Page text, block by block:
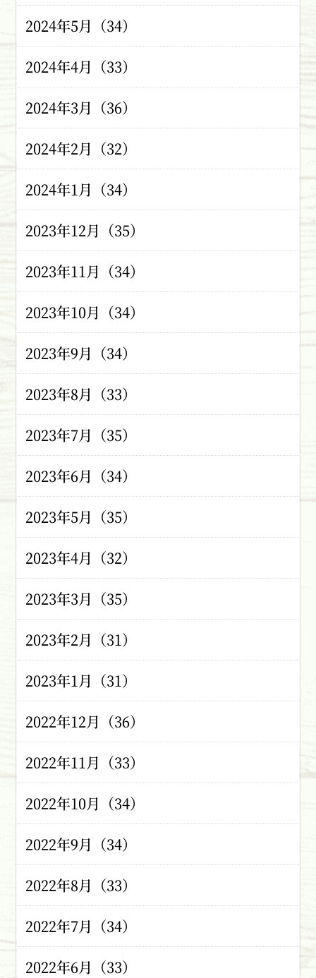
2024年5月（34）
2024年4月（33）
2024年3月（36）
2024年2月（32）
2024年1月（34）
2023年12月（35）
2023年11月（34）
2023年10月（34）
2023年9月（34）
2023年8月（33）
2023年7月（35）
2023年6月（34）
2023年5月（35）
2023年4月（32）
2023年3月（35）
2023年2月（31）
2023年1月（31）
2022年12月（36）
2022年11月（33）
2022年10月（34）
2022年9月（34）
2022年8月（33）
2022年7月（34）
2022年6月（33）